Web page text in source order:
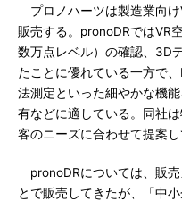
プロノハーツは製造業向け
販売する。pronoDRではVR
数万点レベル）の確認、3D
たことに優れている一方で
法測定といった細やかな機
有などに適している。同社
客のニーズに合わせて提案し
pronoDRについては、販売
とで販売してきたが、「中